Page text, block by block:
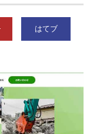
はてブ